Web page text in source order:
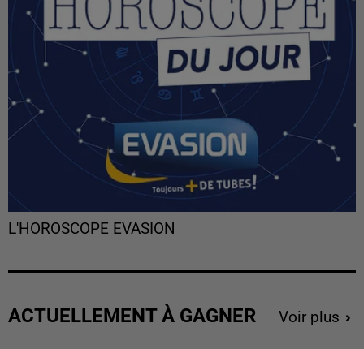
L'HOROSCOPE EVASION
ACTUELLEMENT À GAGNER Voir plus